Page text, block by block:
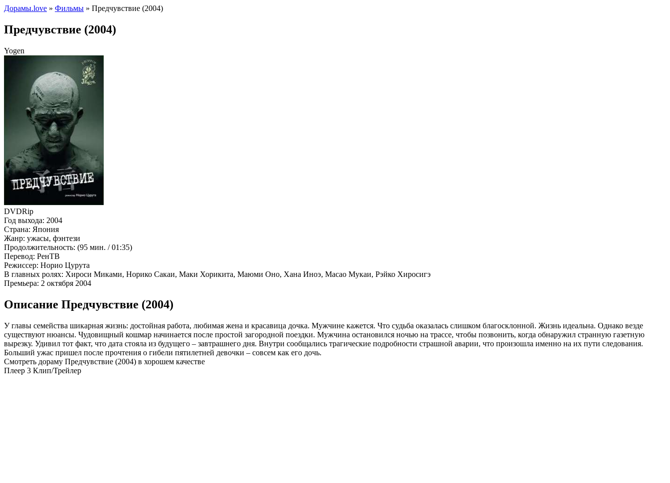
Дорамы.love » Фильмы » Предчувствие (2004)
Предчувствие (2004)
Yogen
DVDRip
Год выхода: 2004
Страна: Япония
Жанр: ужасы, фэнтези
Продолжительность: (95 мин. / 01:35)
Перевод: РенТВ
Режиссер: Норио Цурута
В главных ролях: Хироси Миками, Норико Сакаи, Маки Хорикита, Маюми Оно, Хана Иноэ, Масао Мукаи, Рэйко Хиросигэ
Премьера: 2 октября 2004
Описание Предчувствие (2004)
У главы семейства шикарная жизнь: достойная работа, любимая жена и красавица дочка. Мужчине кажется. Что судьба оказалась слишком благосклонной. Жизнь идеальна. Однако везде
существуют нюансы. Чудовищный кошмар начинается после простой загородной поездки. Мужчина остановился ночью на трассе, чтобы позвонить, когда обнаружил странную газетную
вырезку. Удивил тот факт, что дата стояла из будущего – завтрашнего дня. Внутри сообщались трагические подробности страшной аварии, что произошла именно на их пути следования.
Больший ужас пришел после прочтения о гибели пятилетней девочки – совсем как его дочь.
Смотреть дораму Предчувствие (2004) в хорошем качестве
Плеер 3 Клип/Трейлер